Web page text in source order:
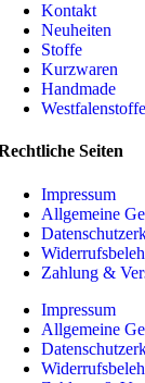
Kontakt
Neuheiten
Stoffe
Kurzwaren
Handmade
Westfalenstoffe
Seiten
Impressum
Allgemeine
Zahlung &
Impressum
Allgemeine